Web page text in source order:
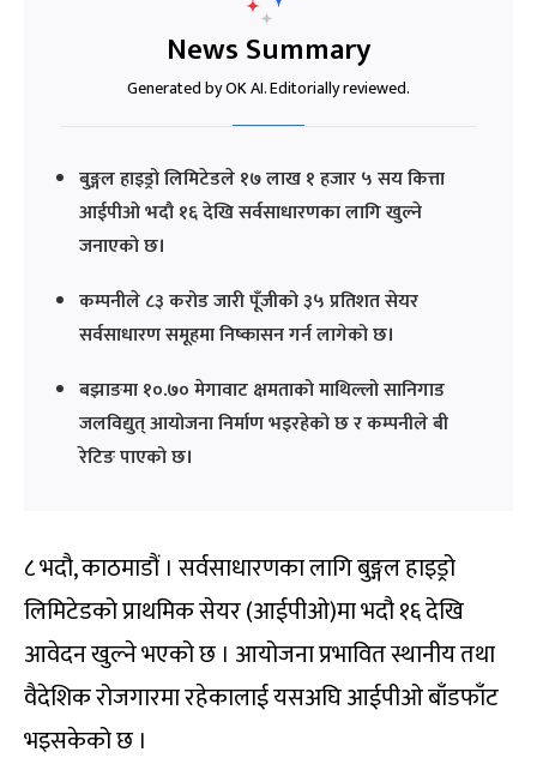
News Summary
Generated by OK AI. Editorially reviewed.
बुङ्गल हाइड्रो लिमिटेडले १७ लाख १ हजार ५ सय कित्ता
आईपीओ भदौ १६ देखि सर्वसाधारणका लागि खुल्ने
जनाएको छ।
कम्पनीले ८३ करोड जारी पूँजीको ३५ प्रतिशत सेयर
सर्वसाधारण समूहमा निष्कासन गर्न लागेको छ।
बझाङमा १०.७० मेगावाट क्षमताको माथिल्लो सानिगाड
जलविद्युत् आयोजना निर्माण भइरहेको छ र कम्पनीले बी
रेटिङ पाएको छ।
८ भदौ, काठमाडौं । सर्वसाधारणका लागि बुङ्गल हाइड्रो
लिमिटेडको प्राथमिक सेयर (आईपीओ)मा भदौ १६ देखि
आवेदन खुल्ने भएको छ । आयोजना प्रभावित स्थानीय तथा
वैदेशिक रोजगारमा रहेकालाई यसअघि आईपीओ बाँडफाँट
भइसकेको छ ।